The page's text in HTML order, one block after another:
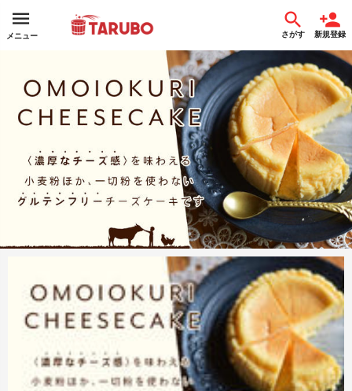
メニュー さがす 新規登録